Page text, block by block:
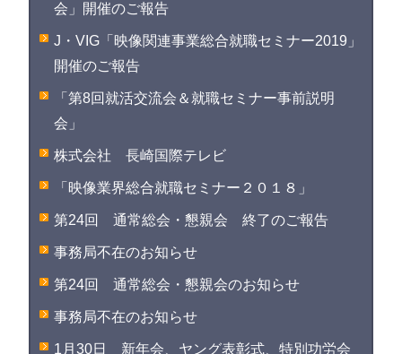
会」開催のご報告
J・VIG「映像関連事業総合就職セミナー2019」
開催のご報告
「第8回就活交流会＆就職セミナー事前説明
会」
株式会社 長崎国際テレビ
「映像業界総合就職セミナー２０１８」
第24回 通常総会・懇親会 終了のご報告
事務局不在のお知らせ
第24回 通常総会・懇親会のお知らせ
事務局不在のお知らせ
1月30日 新年会、ヤング表彰式、特別功労会